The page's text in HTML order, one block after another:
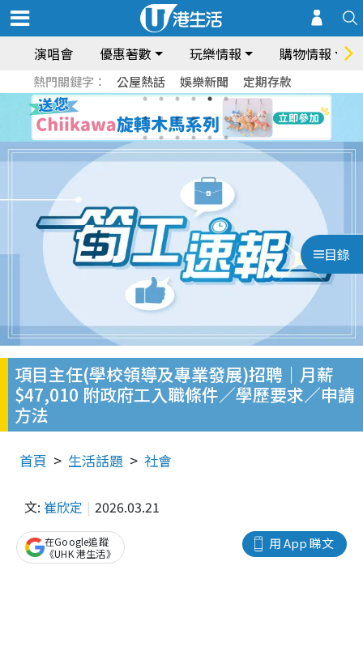
演唱會 優惠著數 玩樂情報 購物情報
熱門關鍵字： 公屋熱話 娛樂新聞 定期存款
目錄
項目主任(學校領導及專業發展)招聘｜月薪
$47,010 附政府工入職條件／學歷要求／申請
方法
首頁 生活話題 社會
文: 崔欣定 2026.03.21
用 App 睇文
在Google追蹤
《UHK 港生活》